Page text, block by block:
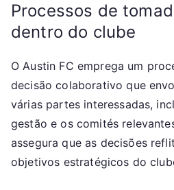
Processos de
dentro do clube
O Austin FC emprega um
decisão colaborativo que
várias partes interessadas,
gestão e os comités
assegura que as decisões
objetivos estratégicos do